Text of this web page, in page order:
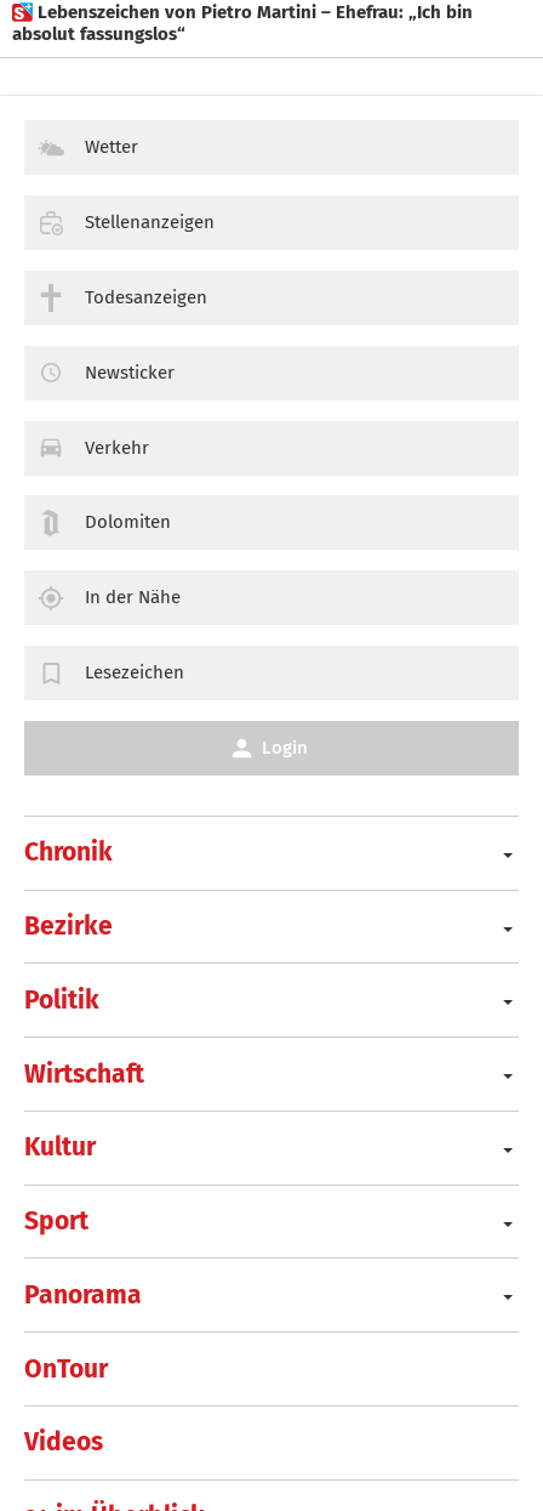
 Lebenszeichen von Pietro Martini – Ehefrau: „Ich bin
absolut fassungslos“
Chronik
Bezirke
Politik
Wirtschaft
Kultur
Sport
Panorama
OnTour
Videos
Wetter
Stellenanzeigen
Todesanzeigen
Newsticker
Verkehr
Dolomiten
In der Nähe
Lesezeichen
Login